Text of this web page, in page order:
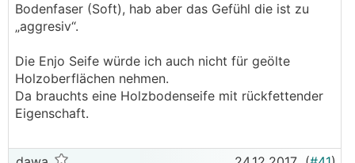
Bodenfaser (Soft), hab aber das Gefühl die ist zu
„aggresiv“.
Die Enjo Seife würde ich auch nicht für geölte
Holzoberflächen nehmen.
Da brauchts eine Holzbodenseife mit rückfettender
Eigenschaft.